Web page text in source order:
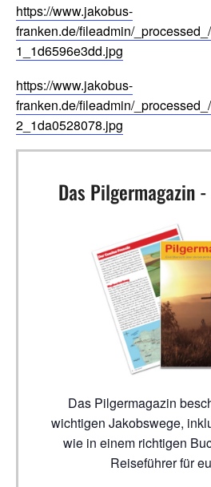
https://www.jakobus-
franken.de/fileadmin/
1_1d6596e3dd.jpg
https://www.jakobus-
franken.de/fileadmin/
2_1da0528078.jpg
Das Pilgermagazin
Das Pilgermagazin beschreibt auf 80 Seiten alle
wichtigen Jakobswege,
wie in einem richtigen
Reiseführer für